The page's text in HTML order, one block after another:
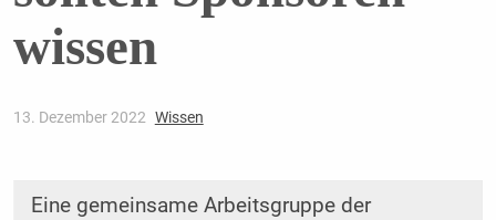
wissen
13. Dezember 2022 Wissen
Eine gemeinsame Arbeitsgruppe der